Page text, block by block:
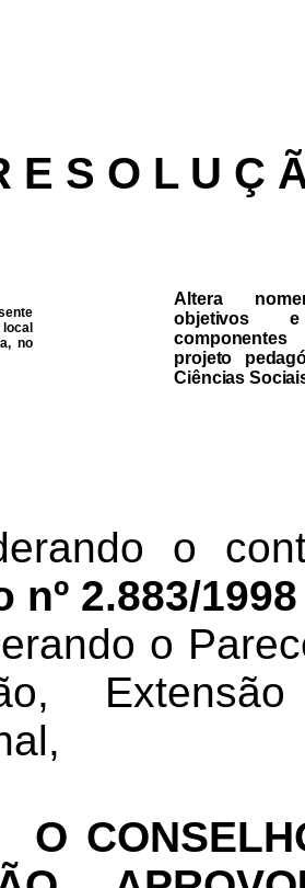
E S O L U Ç
no
Altera
objetivos
projeto
Ciências
o
nº 2.883/
o
O